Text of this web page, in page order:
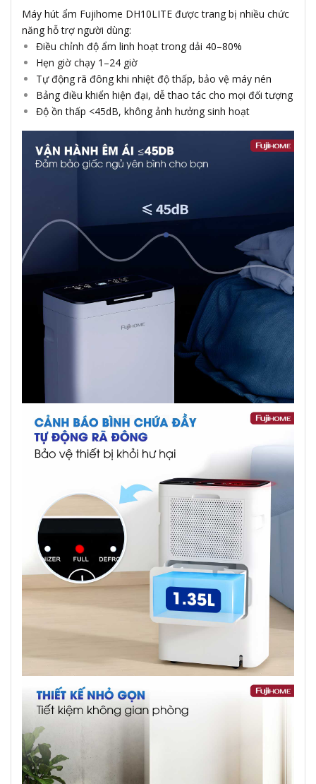
Máy hút ẩm Fujihome DH10LITE được trang bị nhiều chức
năng hỗ trợ người dùng:
Điều chỉnh độ ẩm linh hoạt trong dải 40–80%
Hẹn giờ chạy 1–24 giờ
Tự động rã đông khi nhiệt độ thấp, bảo vệ máy nén
Bảng điều khiển hiện đại, dễ thao tác cho mọi đối tượng
Độ ồn thấp <45dB, không ảnh hưởng sinh hoạt